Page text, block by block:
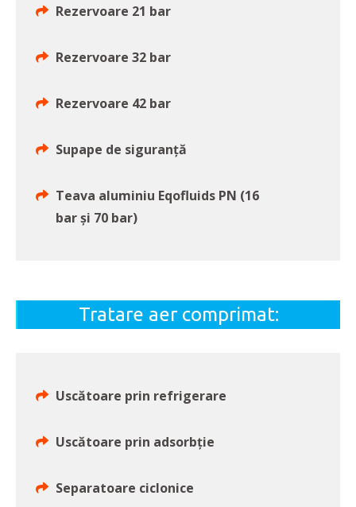
Rezervoare 21 bar
Rezervoare 32 bar
Rezervoare 42 bar
Supape de siguranță
Teava aluminiu Eqofluids PN (16
bar şi 70 bar)
Tratare aer comprimat:
Uscătoare prin refrigerare
Uscătoare prin adsorbție
Separatoare ciclonice